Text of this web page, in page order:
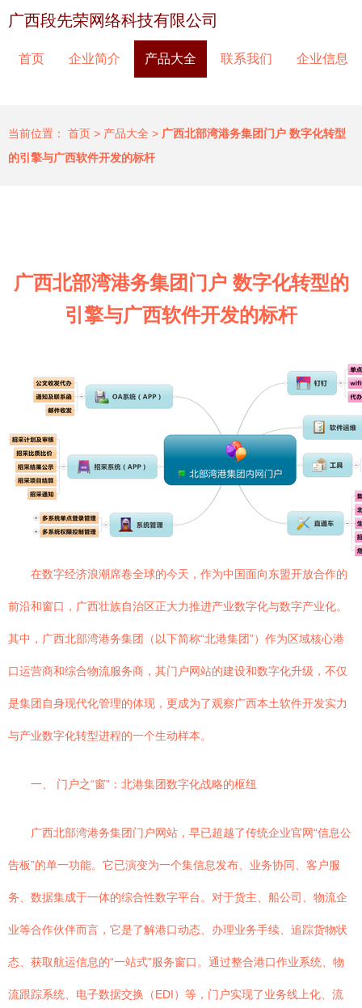
广西段先荣网络科技有限公司
首页 企业简介 产品大全 联系我们 企业信息
当前位置： 首页 > 产品大全 > 广西北部湾港务集团门户 数字化转型
的引擎与广西软件开发的标杆
广西北部湾港务集团门户 数字化转型的
引擎与广西软件开发的标杆
在数字经济浪潮席卷全球的今天，作为中国面向东盟开放合作的
前沿和窗口，广西壮族自治区正大力推进产业数字化与数字产业化。
其中，广西北部湾港务集团（以下简称“北港集团”）作为区域核心港
口运营商和综合物流服务商，其门户网站的建设和数字化升级，不仅
是集团自身现代化管理的体现，更成为了观察广西本土软件开发实力
与产业数字化转型进程的一个生动样本。
一、 门户之“窗”：北港集团数字化战略的枢纽
广西北部湾港务集团门户网站，早已超越了传统企业官网“信息公
告板”的单一功能。它已演变为一个集信息发布、业务协同、客户服
务、数据集成于一体的综合性数字平台。对于货主、船公司、物流企
业等合作伙伴而言，它是了解港口动态、办理业务手续、追踪货物状
态、获取航运信息的“一站式”服务窗口。通过整合港口作业系统、物
流跟踪系统、电子数据交换（EDI）等，门户实现了业务线上化、流